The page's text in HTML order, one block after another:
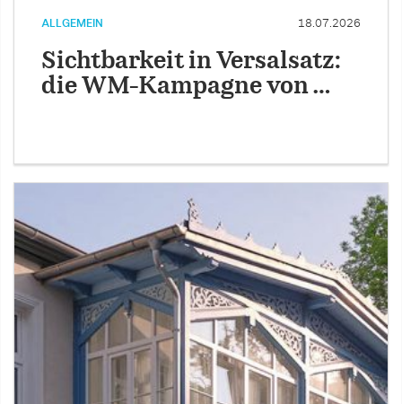
ALLGEMEIN 18.07.2026
Sichtbarkeit in Versalsatz:
die WM-Kampagne von …